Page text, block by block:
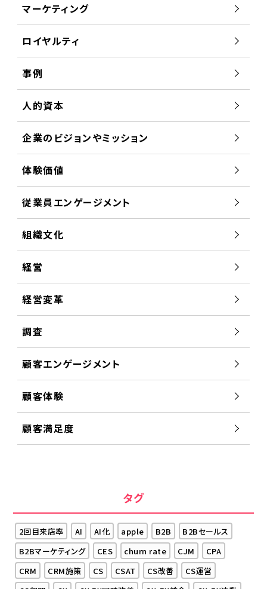
マーケティング
ロイヤルティ
事例
人的資本
企業のビジョンやミッション
体験価値
従業員エンゲージメント
組織文化
経営
経営変革
調査
顧客エンゲージメント
顧客体験
顧客満足度
タグ
2回目来店率 AI AI化 apple B2B
B2Bセールス
B2Bマーケティング
CES churn rate CJM
CPA
CRM
CRM施策 CS CSAT CS改善
CS運営